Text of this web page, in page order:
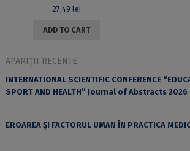
27,49 lei
ADD TO CART
APARIȚII RECENTE
INTERNATIONAL SCIENTIFIC CONFERENCE
SPORT AND HEALTH” Journal of Abstracts 2026
EROAREA ȘI FACTORUL UMAN ÎN PRACTICA